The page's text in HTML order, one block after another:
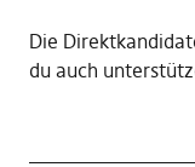
Die
du auch